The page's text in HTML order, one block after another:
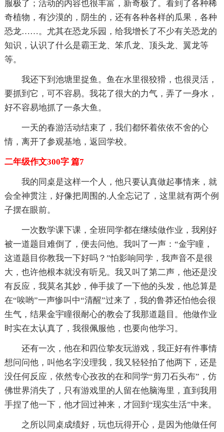
服极了；活动的内容也很丰富，新奇极了。看到了各种稀
奇植物，有沙漠的，阴生的，还有各种各样的瓜果，各种
恐龙……。尤其在恐龙乐园，给我增长了不少有关恐龙的
知识，认识了什么是霸王龙、笨爪龙、顶头龙、翼龙等
等。
我还下到池塘里捉鱼。鱼在水里很狡猾，也很灵活，
要抓到它，可不容易。我花了很大的力气，弄了一身水，
好不容易地抓了一条大鱼。
一天的春游活动结束了，我们都怀着依依不舍的心
情，离开了参观基地，返回学校。
二年级作文300字 篇7
我的同桌是这样一个人，他只要认真做起事情来，就
会全神贯注，好像把周围的.人全忘记了，这里就有两个例
子摆在眼前。
一次数学课下课，全班同学都在继续做作业，我刚好
被一道题目难倒了，便去问他。我叫了一声：“金宇瞳，
这道题目你教我一下好吗？”怕影响同学，我声音不是很
大，也许他根本就没有听见。我又叫了第二声，他还是没
有反应，我莫名其妙，伸手拔了一下他的头发，他总算是
在“唉哟”一声惨叫中“清醒”过来了，我的鲁莽还怕他会很
生气，结果金宇瞳很耐心的教会了我那道题目。他做作业
时实在太认真了，我很佩服他，也要向他学习。
还有一次，他在和四位挚友玩游戏，我正好有件事情
想问问他，叫他名字没理我，我又轻轻拍了他两下，还是
没任何反应，依然专心孜孜的在和同学“剪刀石头布”，仿
佛世界消失了，只有游戏里的人留在他脑海里，直到我用
手捏了他一下，他才回过神来，才回到“现实生活”中来。
之所以同桌成绩好，玩也玩得开心，是因为他做任何